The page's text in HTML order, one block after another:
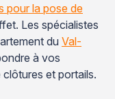
pour la pose de
Les spécialistes
du Val-
à vos
et portails.